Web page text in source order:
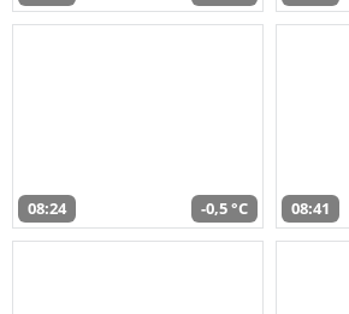
08:24 -0,5 °C 08:41